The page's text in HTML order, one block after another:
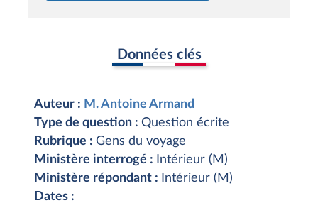
Données clés
Auteur : M. Antoine Armand
Type de question : Question écrite
Rubrique : Gens du voyage
Ministère interrogé :
Intérieur (M)
Ministère répondant :
Intérieur (M)
Dates :